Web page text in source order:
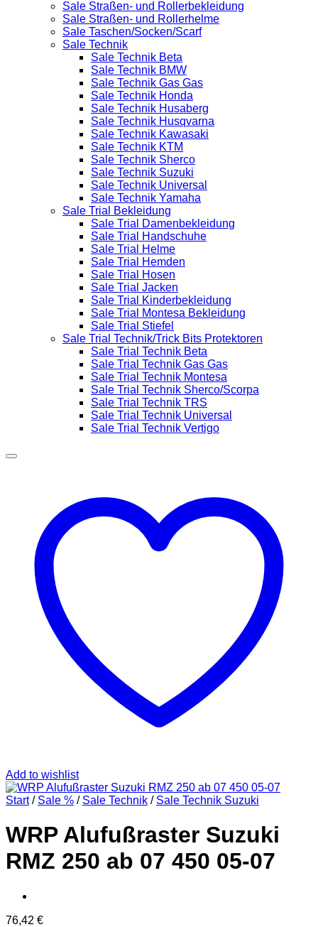
Sale Straßen- und Rollerbekleidung
Sale Straßen- und Rollerhelme
Sale Taschen/Socken/Scarf
Sale Technik
Sale Technik Beta
Sale Technik BMW
Sale Technik Gas Gas
Sale Technik Honda
Sale Technik Husaberg
Sale Technik Husqvarna
Sale Technik Kawasaki
Sale Technik KTM
Sale Technik Sherco
Sale Technik Suzuki
Sale Technik Universal
Sale Technik Yamaha
Sale Trial Bekleidung
Sale Trial Damenbekleidung
Sale Trial Handschuhe
Sale Trial Helme
Sale Trial Hemden
Sale Trial Hosen
Sale Trial Jacken
Sale Trial Kinderbekleidung
Sale Trial Montesa Bekleidung
Sale Trial Stiefel
Sale Trial Technik/Trick Bits Protektoren
Sale Trial Technik Beta
Sale Trial Technik Gas Gas
Sale Trial Technik Montesa
Sale Trial Technik Sherco/Scorpa
Sale Trial Technik TRS
Sale Trial Technik Universal
Sale Trial Technik Vertigo
Add to wishlist
Start / Sale % / Sale Technik / Sale Technik Suzuki
WRP Alufußraster Suzuki
RMZ 250 ab 07 450 05-07
76,42 €